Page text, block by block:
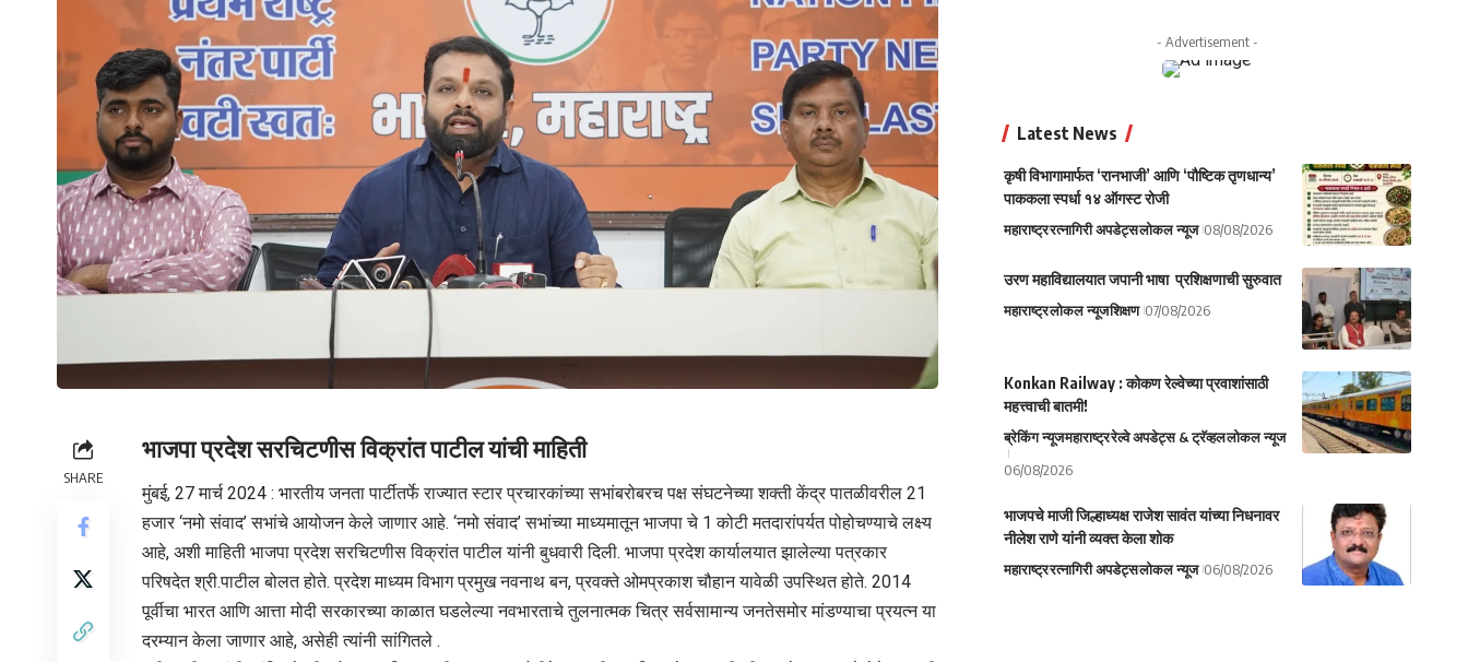
SHARE
भाजपा प्रदेश सरचिटणीस विक्रांत पाटील यांची माहिती
मुंबई, 27 मार्च 2024 : भारतीय जनता पार्टीतर्फे राज्यात स्टार प्रचारकांच्या सभांबरोबरच पक्ष संघटनेच्या शक्ती केंद्र पातळीवरील 21
हजार ‘नमो संवाद’ सभांचे आयोजन केले जाणार आहे. ‘नमो संवाद’ सभांच्या माध्यमातून भाजपा चे 1 कोटी मतदारांपर्यत पोहोचण्याचे लक्ष्य
आहे, अशी माहिती भाजपा प्रदेश सरचिटणीस विक्रांत पाटील यांनी बुधवारी दिली. भाजपा प्रदेश कार्यालयात झालेल्या पत्रकार
परिषदेत श्री.पाटील बोलत होते. प्रदेश माध्यम विभाग प्रमुख नवनाथ बन, प्रवक्ते ओमप्रकाश चौहान यावेळी उपस्थित होते. 2014
पूर्वीचा भारत आणि आत्ता मोदी सरकारच्या काळात घडलेल्या नवभारताचे तुलनात्मक चित्र सर्वसामान्य जनतेसमोर मांडण्याचा प्रयत्न या
दरम्यान केला जाणार आहे, असेही त्यांनी सांगितले .
- Advertisement -
Latest News
कृषी विभागामार्फत ‘रानभाजी’ आणि ‘पौष्टिक तृणधान्य’
पाककला स्पर्धा १४ ऑगस्ट रोजी
महाराष्ट्ररत्नागिरी अपडेट्सलोकल न्यूज 08/08/2026
उरण महाविद्यालयात जपानी भाषा प्रशिक्षणाची सुरुवात
महाराष्ट्रलोकल न्यूजशिक्षण 07/08/2026
Konkan Railway : कोकण रेल्वेच्या प्रवाशांसाठी
महत्त्वाची बातमी!
ब्रेकिंग न्यूजमहाराष्ट्ररेल्वे अपडेट्स & ट्रॅव्हललोकल न्यूज
06/08/2026
भाजपचे माजी जिल्हाध्यक्ष राजेश सावंत यांच्या निधनावर
नीलेश राणे यांनी व्यक्त केला शोक
महाराष्ट्ररत्नागिरी अपडेट्सलोकल न्यूज 06/08/2026